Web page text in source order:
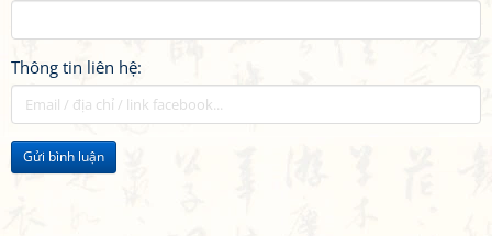
Thông tin liên hệ:
Gửi bình luận